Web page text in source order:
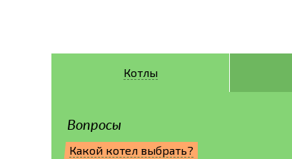
Котлы
Вопросы
Какой котел выбрать?